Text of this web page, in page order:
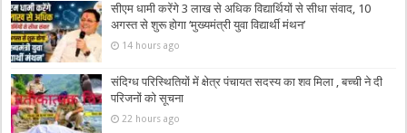
सीएम धामी करेंगे 3 लाख से अधिक विद्यार्थियों से सीधा संवाद, 10
अगस्त से शुरू होगा ‘मुख्यमंत्री युवा विद्यार्थी मंथन’
14 hours ago
संदिग्ध परिस्थितियों में क्षेत्र पंचायत सदस्य का शव मिला , बच्ची ने दी
परिजनों को सूचना
22 hours ago